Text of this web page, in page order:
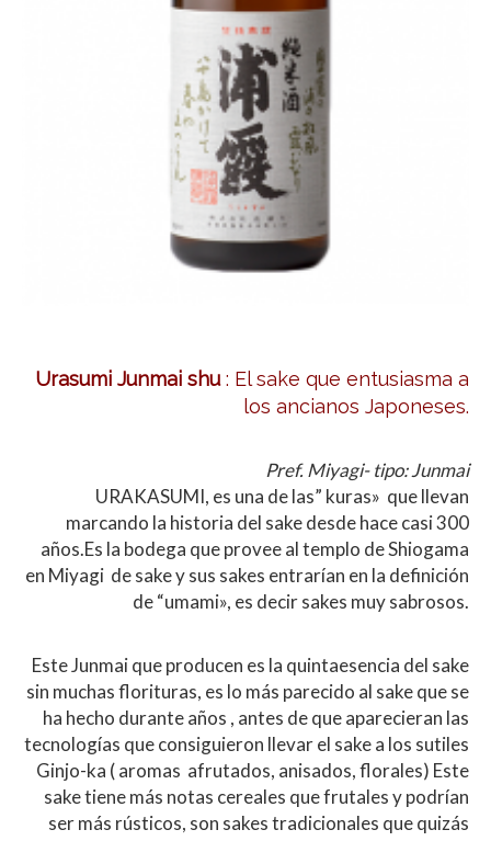
Urasumi Junmai shu: El sake que entusiasma a
los ancianos Japoneses.
Pref. Miyagi- tipo: Junmai
URAKASUMI, es una de las” kuras» que llevan
marcando la historia del sake desde hace casi 300
años.Es la bodega que provee al templo de Shiogama
en Miyagi de sake y sus sakes entrarían en la definición
de “umami», es decir sakes muy sabrosos.
Este Junmai que producen es la quintaesencia del sake
sin muchas florituras, es lo más parecido al sake que se
ha hecho durante años , antes de que aparecieran las
tecnologías que consiguieron llevar el sake a los sutiles
Ginjo-ka ( aromas afrutados, anisados, florales) Este
sake tiene más notas cereales que frutales y podrían
ser más rústicos, son sakes tradicionales que quizás